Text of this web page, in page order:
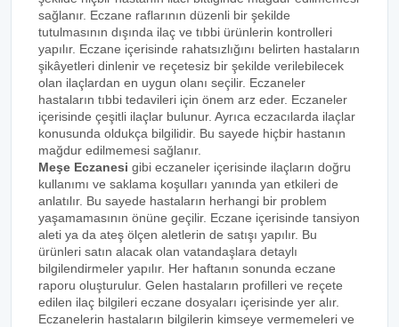
sağlanır. Eczane raflarının düzenli bir şekilde
tutulmasının dışında ilaç ve tıbbi ürünlerin kontrolleri
yapılır. Eczane içerisinde rahatsızlığını belirten hastaların
şikâyetleri dinlenir ve reçetesiz bir şekilde verilebilecek
olan ilaçlardan en uygun olanı seçilir. Eczaneler
hastaların tıbbi tedavileri için önem arz eder. Eczaneler
içerisinde çeşitli ilaçlar bulunur. Ayrıca eczacılarda ilaçlar
konusunda oldukça bilgilidir. Bu sayede hiçbir hastanın
mağdur edilmemesi sağlanır.
Meşe Eczanesi gibi eczaneler içerisinde ilaçların doğru
kullanımı ve saklama koşulları yanında yan etkileri de
anlatılır. Bu sayede hastaların herhangi bir problem
yaşamamasının önüne geçilir. Eczane içerisinde tansiyon
aleti ya da ateş ölçen aletlerin de satışı yapılır. Bu
ürünleri satın alacak olan vatandaşlara detaylı
bilgilendirmeler yapılır. Her haftanın sonunda eczane
raporu oluşturulur. Gelen hastaların profilleri ve reçete
edilen ilaç bilgileri eczane dosyaları içerisinde yer alır.
Eczanelerin hastaların bilgilerin kimseye vermemeleri ve